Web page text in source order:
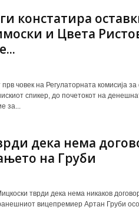
констатира
и Цвета
човек на Регулаторната комисија за
спикер, до почетокот на
за...
дека нема
на Груби
тврди дека нема никаков
вицепремиер Артан Груби